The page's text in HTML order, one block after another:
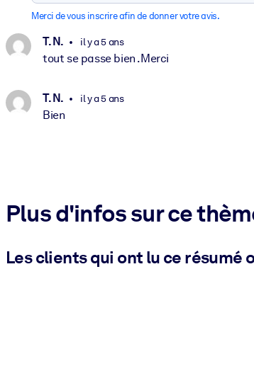
Merci de vous inscrire afin de donner votre avis.
T. N. il y a 5 ans
tout se passe bien .Merci
T. N. il y a 5 ans
Bien
Plus d'infos sur ce
Les clients qui ont lu ce résumé